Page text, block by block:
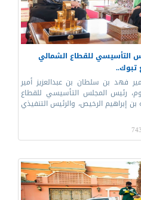
التأسيسي للقطاع الشمالي
تبوك..
فهد بن سلطان بن عبدالعزيز أمير
رئيس المجلس التأسيسي للقطاع
إبراهيم الرخيص، والرئيس التنفيذي
743